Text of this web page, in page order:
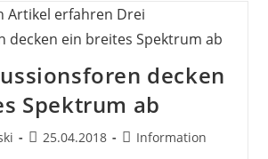
decken
Spektrum ab
Beitrag
25.04.2018
Beitrags-
Information